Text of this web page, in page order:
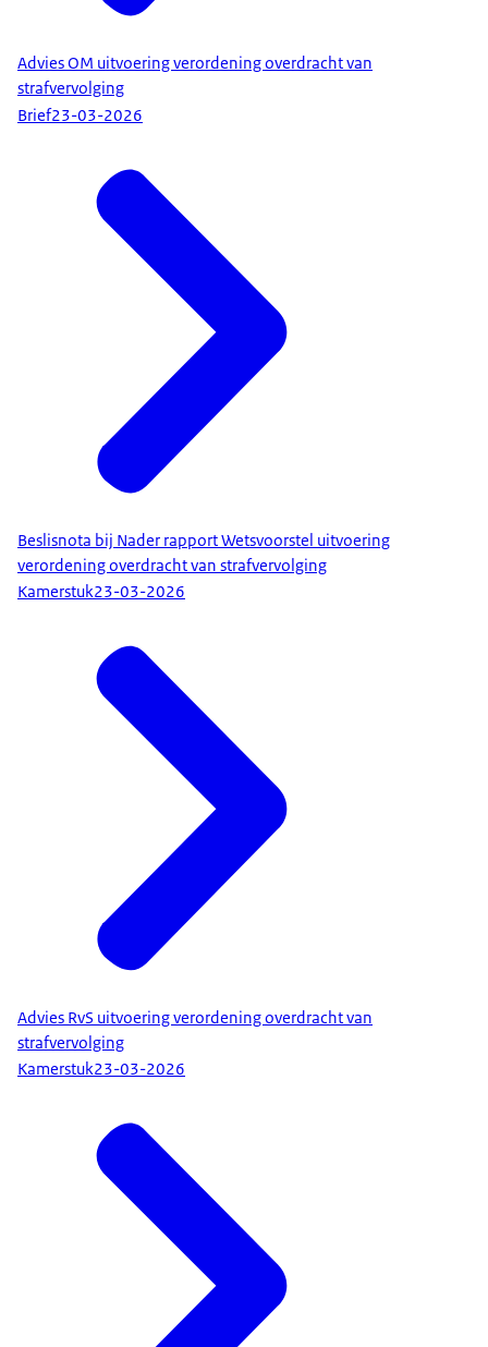
Advies OM uitvoering verordening overdracht van
strafvervolging
Brief23-03-2026
Beslisnota bij Nader rapport Wetsvoorstel uitvoering
verordening overdracht van strafvervolging
Kamerstuk23-03-2026
Advies RvS uitvoering verordening overdracht van
strafvervolging
Kamerstuk23-03-2026